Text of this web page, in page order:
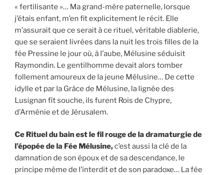
« fertilisante »… Ma grand-mère paternelle, lorsque
j’étais enfant, m’en fit explicitement le récit. Elle
m’assurait que ce serait à ce rituel, véritable diablerie,
que se seraient livrées dans la nuit les trois filles de la
fée Pressine le jour où, à l’aube, Mélusine séduisit
Raymondin. Le gentilhomme devait alors tomber
follement amoureux de la jeune Mélusine… De cette
idylle et par la Grâce de Mélusine, la lignée des
Lusignan fît souche, ils furent Rois de Chypre,
d’Arménie et de Jérusalem.
Ce Rituel du bain est le fil rouge de la dramaturgie de
l’épopée de la Fée Mélusine,c’est aussi la clé de la
damnation de son époux et de sa descendance, le
principe même de l’interdit et de son paradoxe… La fée